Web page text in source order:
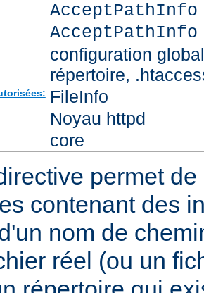
configuration
répertoire,
FileInfo
Noyau httpd
core
permet
contenant des
nom de
réel (ou un